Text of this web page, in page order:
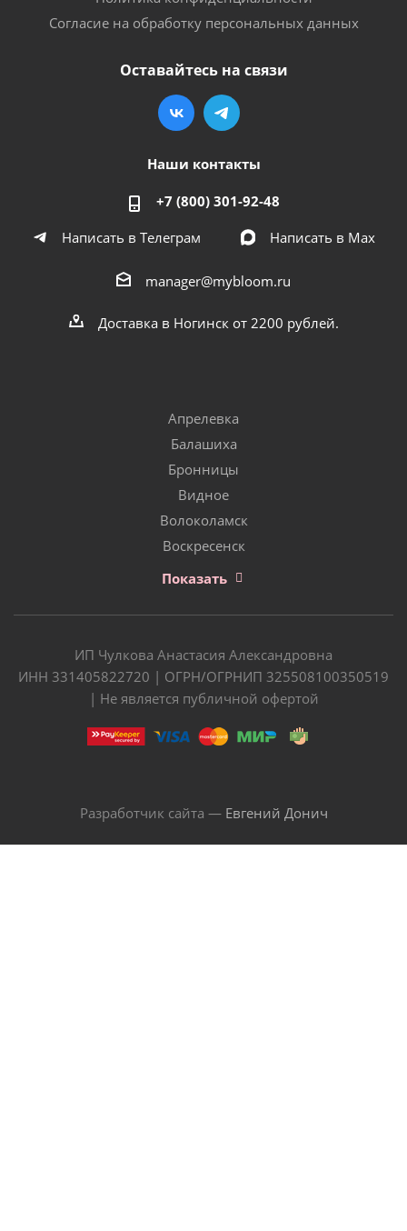
Согласие на обработку персональных данных
Оставайтесь на связи
Наши контакты
+7 (800) 301-92-48
Написать в Телеграм
Написать в Мах
manager@mybloom.ru
Доставка в Ногинск от 2200 рублей.
Апрелевка
Балашиха
Бронницы
Видное
Волоколамск
Воскресенск
Показать
ИП Чулкова Анастасия Александровна
ИНН 331405822720 | ОГРН/ОГРНИП 325508100350519
| Не является публичной офертой
Разработчик сайта — Евгений Донич